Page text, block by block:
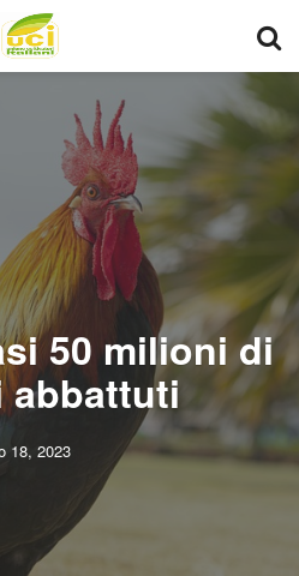
50 milioni di
18, 2023